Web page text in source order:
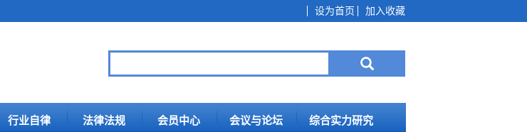
设为首页 加入收藏
行业自律 法律法规 会员中心 会议与论坛 综合实力研究